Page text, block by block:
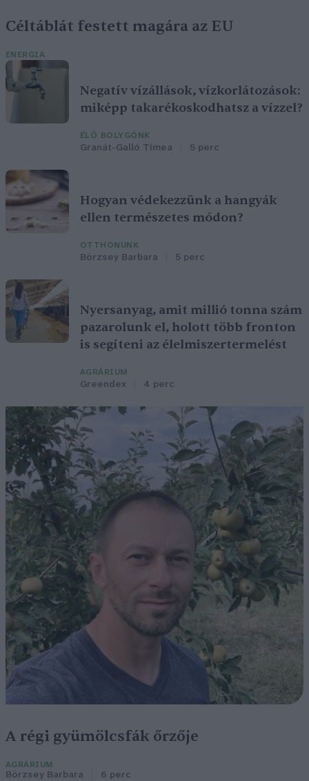
Céltáblát festett magára az EU
ENERGIA
Negatív vízállások, vízkorlátozások:
miképp takarékoskodhatsz a vízzel?
ÉLŐ BOLYGÓNK
Granát-Galló Tímea 5 perc
Hogyan védekezzünk a hangyák
ellen természetes módon?
OTTHONUNK
Börzsey Barbara 5 perc
Nyersanyag, amit millió tonna szám
pazarolunk el, holott több fronton
is segíteni az élelmiszertermelést
AGRÁRIUM
Greendex 4 perc
A régi gyümölcsfák őrzője
AGRÁRIUM
Börzsey Barbara 6 perc